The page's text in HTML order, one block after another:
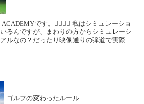
です。🏌🏻‍♂️✨ 私はシミュレーショ
るんですが、まわりの方からシミュレーシ
ルなの？だったり映像通りの弾道で実際も
ゴルフの変わったルール